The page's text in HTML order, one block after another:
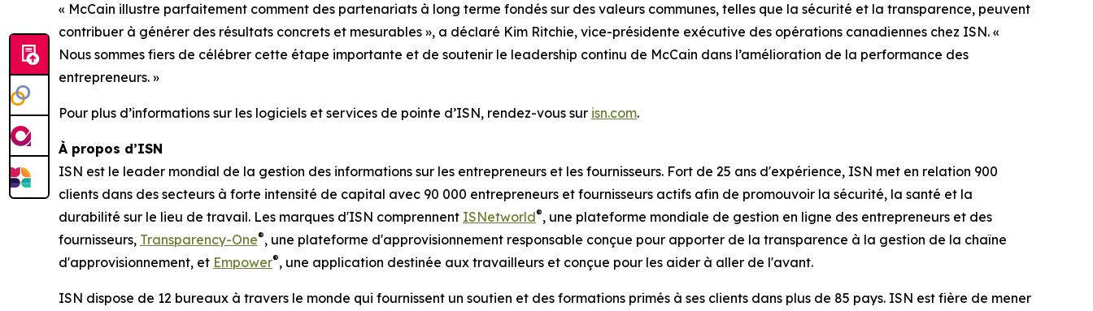
« McCain illustre parfaitement comment des partenariats à long terme fondés sur des valeurs communes, telles que la sécurité et la transparence, peuvent
contribuer à générer des résultats concrets et mesurables », a déclaré Kim Ritchie, vice-présidente exécutive des opérations canadiennes chez ISN. «
Nous sommes fiers de célébrer cette étape importante et de soutenir le leadership continu de McCain dans l’amélioration de la performance des
entrepreneurs. »
Pour plus d’informations sur les logiciels et services de pointe d’ISN, rendez-vous sur isn.com.
À propos d’ISN
ISN est le leader mondial de la gestion des informations sur les entrepreneurs et les fournisseurs. Fort de 25 ans d'expérience, ISN met en relation 900
clients dans des secteurs à forte intensité de capital avec 90 000 entrepreneurs et fournisseurs actifs afin de promouvoir la sécurité, la santé et la
durabilité sur le lieu de travail. Les marques d'ISN comprennent ISNetworld®, une plateforme mondiale de gestion en ligne des entrepreneurs et des
fournisseurs, Transparency-One®, une plateforme d'approvisionnement responsable conçue pour apporter de la transparence à la gestion de la chaîne
d'approvisionnement, et Empower®, une application destinée aux travailleurs et conçue pour les aider à aller de l'avant.
ISN dispose de 12 bureaux à travers le monde qui fournissent un soutien et des formations primés à ses clients dans plus de 85 pays. ISN est fière de mener